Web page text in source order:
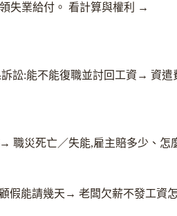
失業給付。 看計算與權利 →
訟:能不能復職並討回工資 → 資遣
→ 職災死亡／失能,雇主賠多少、怎
假能請幾天 → 老闆欠薪不發工資